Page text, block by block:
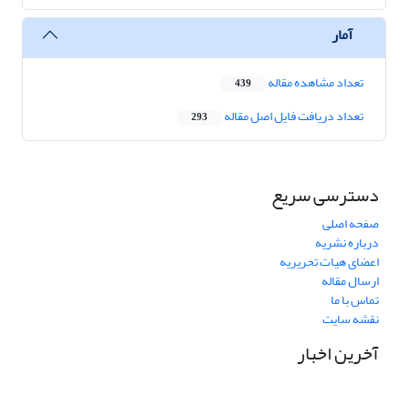
آمار
تعداد مشاهده مقاله 439
تعداد دریافت فایل اصل مقاله 293
دسترسی سریع
صفحه اصلی
درباره نشریه
اعضای هیات تحریریه
ارسال مقاله
تماس با ما
نقشه سایت
آخرین اخبار